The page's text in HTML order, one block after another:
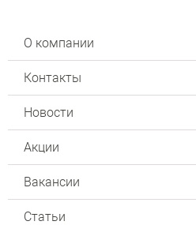
О компании
Контакты
Новости
Акции
Вакансии
Статьи